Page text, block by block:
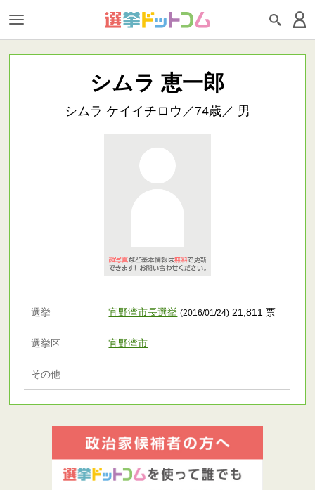
シムラ 恵一郎
シムラ ケイイチロウ／74歳／ 男
選挙 宜野湾市長選挙 (2016/01/24) 21,811 票
選挙区 宜野湾市
その他